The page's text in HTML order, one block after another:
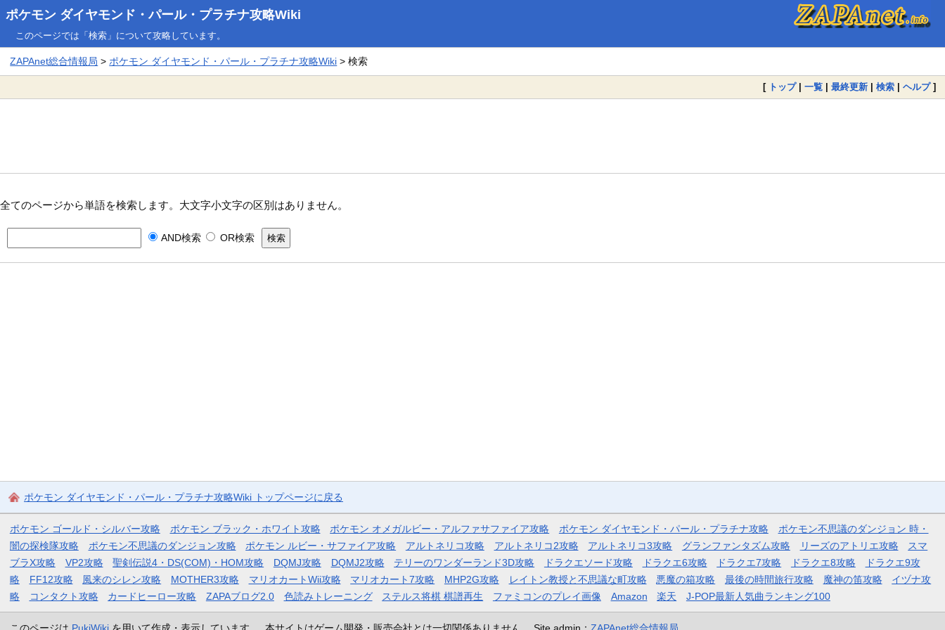
ポケモン ダイヤモンド・パール・プラチナ攻略Wiki
このページでは「検索」について攻略しています。
ZAPAnet総合情報局 >ポケモン ダイヤモンド・パール・プラチナ攻略Wiki > 検索
[ トップ| 一覧 | 最終更新 | 検索 | ヘルプ]
全てのページから単語を検索します。大文字小文字の区別はありません。
AND検索 OR検索
ポケモン ダイヤモンド・パール・プラチナ攻略Wiki トップページに戻る
ポケモン ゴールド・シルバー攻略 ポケモン ブラック・ホワイト攻略 ポケモン オメガルビー・アルファサファイア攻略 ポケモン ダイヤモンド・パール・プラチナ攻略
ポケモン不思議のダンジョン 時・
闇の探検隊攻略
ポケモン不思議のダンジョン攻略 ポケモン ルビー・サファイア攻略 アルトネリコ攻略 アルトネリコ2攻略 アルトネリコ3攻略 グランファンタズム攻略 リーズのアトリエ攻略
スマ
ブラX攻略
VP2攻略 聖剣伝説4・DS(COM)・HOM攻略 DQMJ攻略 DQMJ2攻略 テリーのワンダーランド3D攻略 ドラクエソード攻略 ドラクエ6攻略 ドラクエ7攻略 ドラクエ8攻略
ドラクエ9攻
略
FF12攻略 風来のシレン攻略 MOTHER3攻略 マリオカートWii攻略 マリオカート7攻略 MHP2G攻略 レイトン教授と不思議な町攻略 悪魔の箱攻略 最後の時間旅行攻略 魔神の笛攻略
イヅナ攻
略
コンタクト攻略 カードヒーロー攻略 ZAPAブログ2.0 色読みトレーニング ステルス将棋 棋譜再生 ファミコンのプレイ画像 Amazon 楽天 J-POP最新人気曲ランキング100
このページは PukiWikiを用いて作成・表示しています。 本サイトはゲーム開発・販売会社とは一切関係ありません。 Site admin： ZAPAnet総合情報局